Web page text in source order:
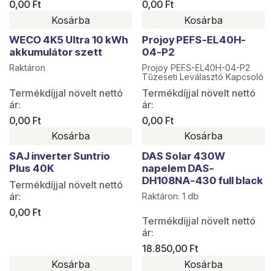
0,00 Ft
0,00Ft
WECO 4K5 Ultra 10 kWh
akkumulátor szett
Raktáron
Kosárba
Termékdíjjal növelt nettó
ár:
0,00 Ft
Projoy PEFS-EL40H-
04-P2
Projoy PEFS-EL40H-04-P2
Tűzeseti Leválasztó Kapcsoló
Kosárba
Termékdíjjal növelt nettó
ár:
0,00Ft
Utolsó darabok
SAJ inverter Suntrio
Plus 40K
Kosárba
Termékdíjjal növelt nettó
ár:
0,00 Ft
DAS Solar 430W
napelem DAS-
DH108NA-430 full black
Raktáron: 1 db
Kosárba
Termékdíjjal növelt nettó
ár:
18.850,00Ft
Kosárba Kosárba